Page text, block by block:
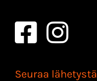
Seuraa lähetystä